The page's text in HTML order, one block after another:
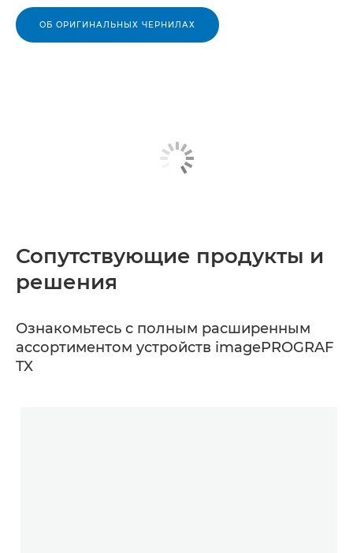
ОБ ОРИГИНАЛЬНЫХ ЧЕРНИЛАХ
Сопутствующие продукты и
решения
Ознакомьтесь с полным расширенным
ассортиментом устройств imagePROGRAF
TX